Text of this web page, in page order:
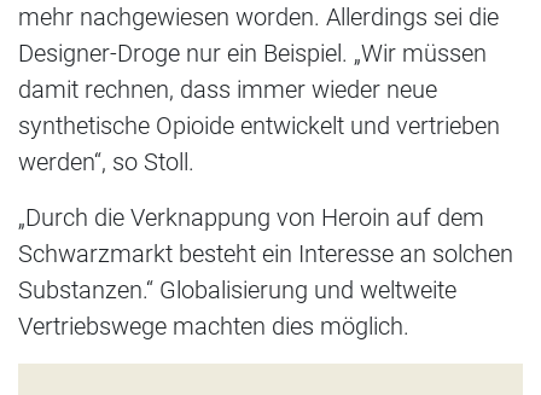
mehr nachgewiesen worden. Allerdings sei die
Designer-Droge nur ein Beispiel. „Wir müssen
damit rechnen, dass immer wieder neue
synthetische Opioide entwickelt und vertrieben
werden“, so Stoll.
„Durch die Verknappung von Heroin auf dem
Schwarzmarkt besteht ein Interesse an solchen
Substanzen.“ Globalisierung und weltweite
Vertriebswege machten dies möglich.